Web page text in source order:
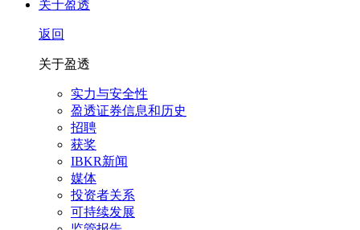
关于盈透
返回
关于盈透
实力与安全性
盈透证券信息和历史
招聘
获奖
IBKR新闻
媒体
投资者关系
可持续发展